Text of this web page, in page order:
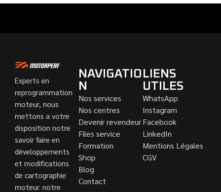
Experts en
reprogrammation
moteur, nous
mettons a votre
disposition notre
savoir faire en
développements
et modifications
de cartographie
moteur. notre
NAVIGATIO
N
Nos services
Nos centres
Devenir revendeur
Files service
Formation
Shop
Blog
Contact
LIENS
UTILES
WhatsApp
Instagram
Facebook
LinkedIn
Mentions Légales
CGV